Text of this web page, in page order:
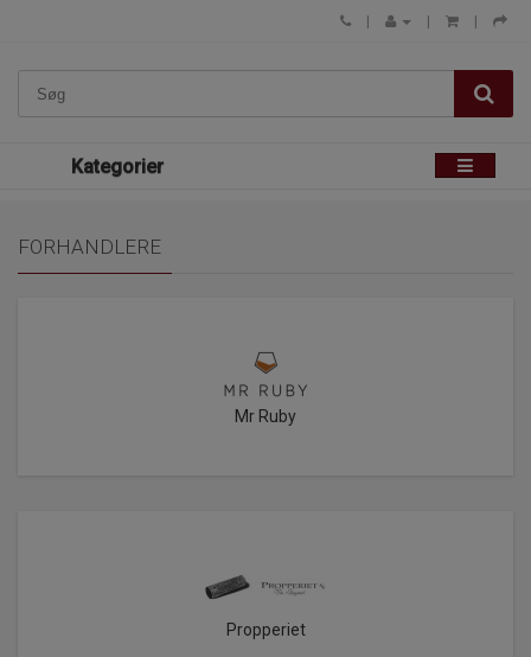
Kategorier
FORHANDLERE
Mr Ruby
Propperiet